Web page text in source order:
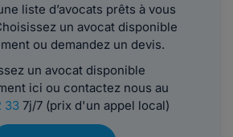
liste d’avocats prêts à vous
un avocat disponible
ou demandez un devis.
un avocat disponible
ici ou contactez nous au
337j/7 (prix d'un appel local)